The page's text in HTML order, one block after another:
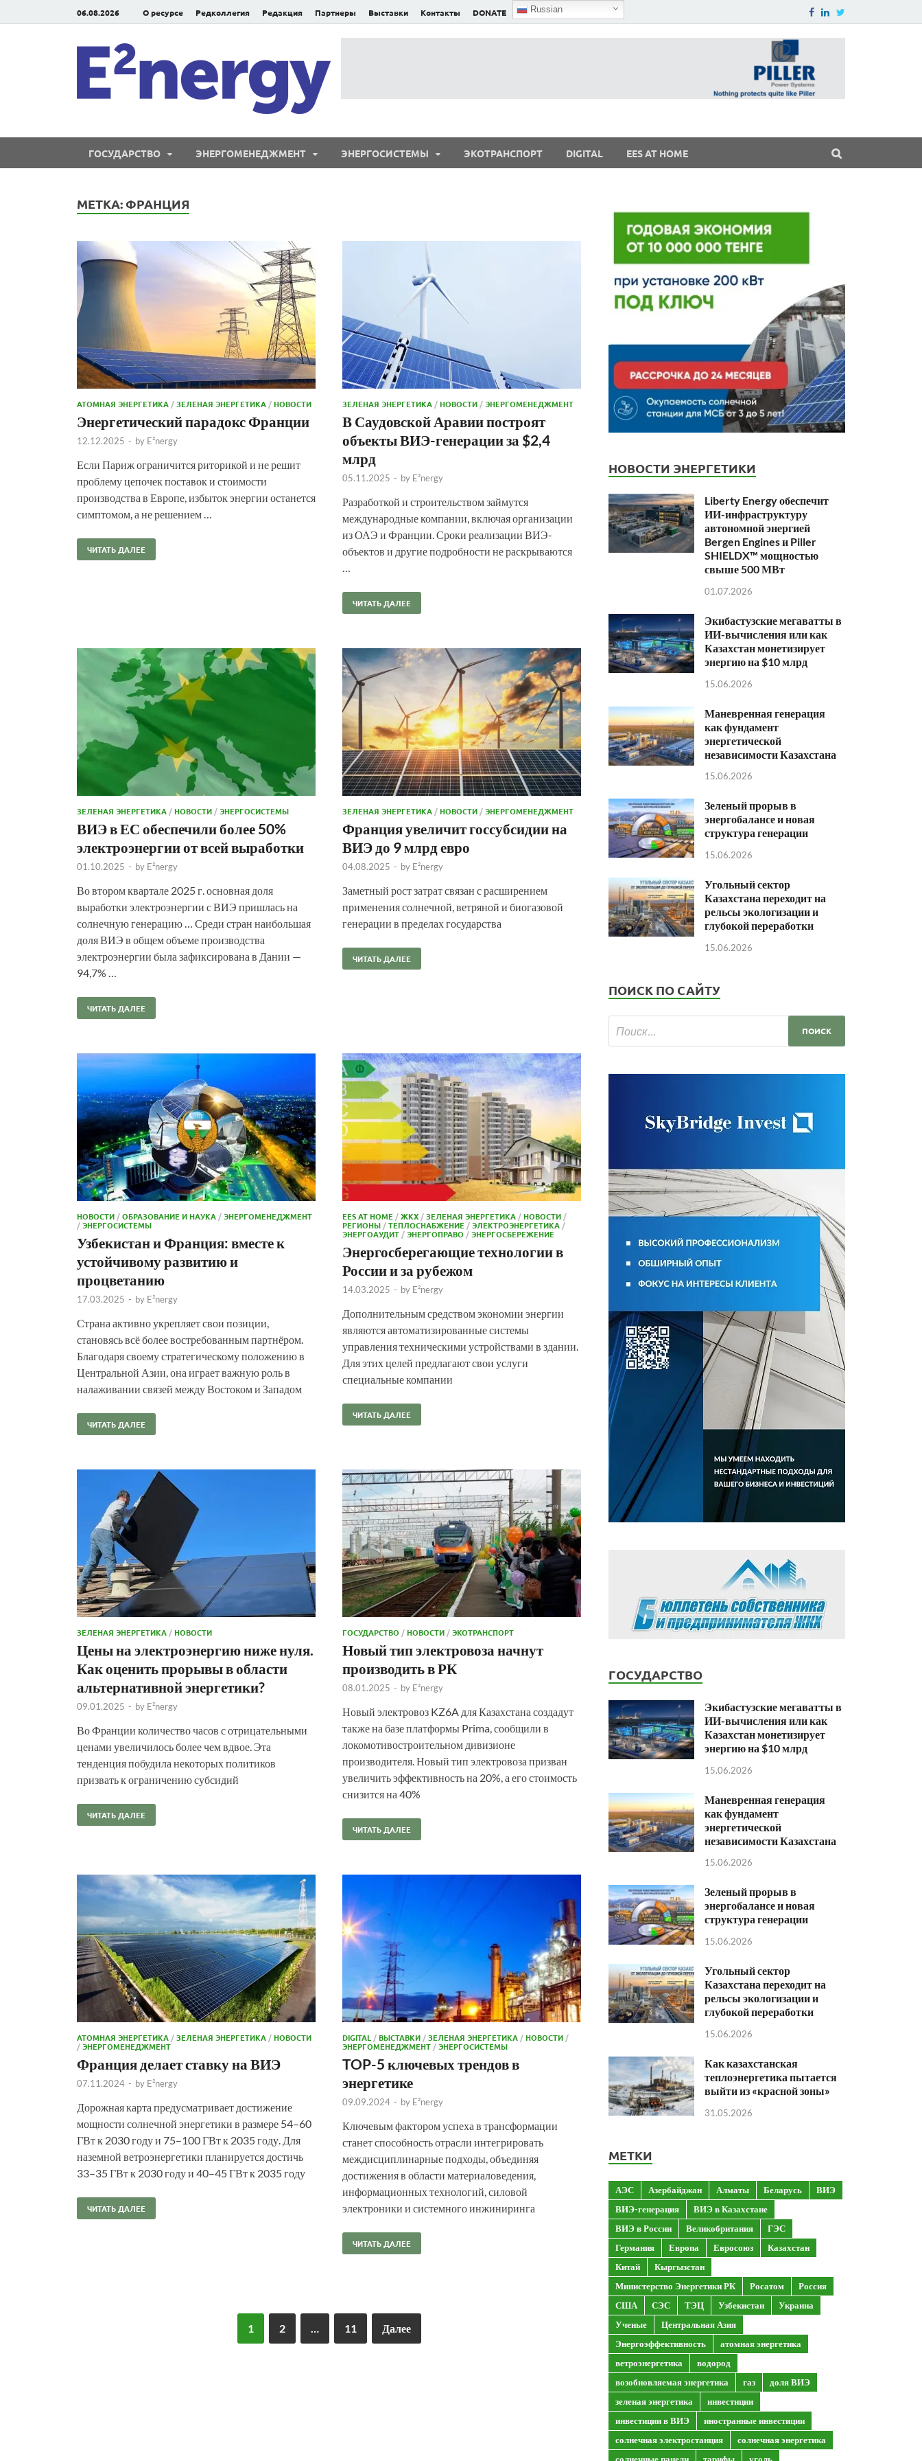
06.08.2026 О ресурсе Редколлегия Редакция Партнеры Выставки Контакты DONATE Russian
ГОСУДАРСТВО ЭНЕРГОМЕНЕДЖМЕНТ ЭНЕРГОСИСТЕМЫ ЭКОТРАНСПОРТ DIGITAL EES AT HOME
МЕТКА:ФРАНЦИЯ
АТОМНАЯ ЭНЕРГЕТИКА /ЗЕЛЕНАЯ ЭНЕРГЕТИКА /НОВОСТИ
Энергетический парадокс Франции
12.12.2025 - by E²nergy
Если Париж ограничится риторикой и не решит
проблему цепочек поставок и стоимости
производства в Европе, избыток энергии останется
симптомом, а не решением …
ЧИТАТЬ ДАЛЕЕ
ЗЕЛЕНАЯ ЭНЕРГЕТИКА /НОВОСТИ /ЭНЕРГОМЕНЕДЖМЕНТ
В Саудовской Аравии построят
объекты ВИЭ-генерации за $2,4
млрд
05.11.2025 - by E²nergy
Разработкой и строительством займутся
международные компании, включая организации
из ОАЭ и Франции. Сроки реализации ВИЭ-
объектов и другие подробности не раскрываются
ЧИТАТЬ ДАЛЕЕ
ЗЕЛЕНАЯ ЭНЕРГЕТИКА /НОВОСТИ /ЭНЕРГОСИСТЕМЫ
ВИЭ в ЕС обеспечили более 50%
электроэнергии от всей выработки
01.10.2025 - by E²nergy
Во втором квартале 2025 г. основная доля
выработки электроэнергии с ВИЭ пришлась на
солнечную генерацию … Среди стран наибольшая
доля ВИЭ в общем объеме производства
электроэнергии была зафиксирована в Дании —
94,7% …
ЧИТАТЬ ДАЛЕЕ
ЗЕЛЕНАЯ ЭНЕРГЕТИКА /НОВОСТИ /ЭНЕРГОМЕНЕДЖМЕНТ
Франция увеличит госсубсидии на
ВИЭ до 9 млрд евро
04.08.2025 - by E²nergy
Заметный рост затрат связан с расширением
применения солнечной, ветряной и биогазовой
генерации в пределах государства
ЧИТАТЬ ДАЛЕЕ
НОВОСТИ /ОБРАЗОВАНИЕ И НАУКА /ЭНЕРГОМЕНЕДЖМЕНТ
/ЭНЕРГОСИСТЕМЫ
Узбекистан и Франция: вместе к
устойчивому развитию и
процветанию
17.03.2025 - by E²nergy
Страна активно укрепляет свои позиции,
становясь всё более востребованным партнёром.
Благодаря своему стратегическому положению в
Центральной Азии, она играет важную роль в
налаживании связей между Востоком и Западом
ЧИТАТЬ ДАЛЕЕ
EES AT HOME /ЖКХ /ЗЕЛЕНАЯ ЭНЕРГЕТИКА /НОВОСТИ /
РЕГИОНЫ /ТЕПЛОСНАБЖЕНИЕ /ЭЛЕКТРОЭНЕРГЕТИКА /
ЭНЕРГОАУДИТ /ЭНЕРГОПРАВО /ЭНЕРГОСБЕРЕЖЕНИЕ
Энергосберегающие технологии в
России и за рубежом
14.03.2025 - by E²nergy
Дополнительным средством экономии энергии
являются автоматизированные системы
управления техническими устройствами в здании.
Для этих целей предлагают свои услуги
специальные компании
ЧИТАТЬ ДАЛЕЕ
ЗЕЛЕНАЯ ЭНЕРГЕТИКА /НОВОСТИ
Цены на электроэнергию ниже нуля.
Как оценить прорывы в области
альтернативной энергетики?
09.01.2025 - by E²nergy
Во Франции количество часов с отрицательными
ценами увеличилось более чем вдвое. Эта
тенденция побудила некоторых политиков
призвать к ограничению субсидий
ЧИТАТЬ ДАЛЕЕ
ГОСУДАРСТВО /НОВОСТИ /ЭКОТРАНСПОРТ
Новый тип электровоза начнут
производить в РК
08.01.2025 - by E²nergy
Новый электровоз KZ6A для Казахстана создадут
также на базе платформы Prima, сообщили в
локомотивостроительном дивизионе
производителя. Новый тип электровоза призван
увеличить эффективность на 20%, а его стоимость
снизится на 40%
ЧИТАТЬ ДАЛЕЕ
АТОМНАЯ ЭНЕРГЕТИКА /ЗЕЛЕНАЯ ЭНЕРГЕТИКА /НОВОСТИ
/ЭНЕРГОМЕНЕДЖМЕНТ
Франция делает ставку на ВИЭ
07.11.2024 - by E²nergy
Дорожная карта предусматривает достижение
мощности солнечной энергетики в размере 54–60
ГВт к 2030 году и 75–100 ГВт к 2035 году. Для
наземной ветроэнергетики планируется достичь
33–35 ГВт к 2030 году и 40–45 ГВт к 2035 году
ЧИТАТЬ ДАЛЕЕ
DIGITAL /ВЫСТАВКИ /ЗЕЛЕНАЯ ЭНЕРГЕТИКА /НОВОСТИ /
ЭНЕРГОМЕНЕДЖМЕНТ /ЭНЕРГОСИСТЕМЫ
TOP-5 ключевых трендов в
энергетике
09.09.2024 - by E²nergy
Ключевым фактором успеха в трансформации
станет способность отрасли интегрировать
междисциплинарные подходы, объединяя
достижения в области материаловедения,
информационных технологий, силовой
электроники и системного инжиниринга
ЧИТАТЬ ДАЛЕЕ
1 2 11 Далее
НОВОСТИ ЭНЕРГЕТИКИ
Liberty Energy обеспечит
ИИ-инфраструктуру
автономной энергией
Bergen Engines и Piller
SHIELDX™ мощностью
свыше 500 МВт
01.07.2026
Экибастузские мегаватты в
ИИ-вычисления или как
Казахстан монетизирует
энергию на $10 млрд
15.06.2026
Маневренная генерация
как фундамент
энергетической
независимости Казахстана
15.06.2026
Зеленый прорыв в
энергобалансе и новая
структура генерации
15.06.2026
Угольный сектор
Казахстана переходит на
рельсы экологизации и
глубокой переработки
15.06.2026
ПОИСК ПО САЙТУ
ГОСУДАРСТВО
Экибастузские мегаватты в
ИИ-вычисления или как
Казахстан монетизирует
энергию на $10 млрд
15.06.2026
Маневренная генерация
как фундамент
энергетической
независимости Казахстана
15.06.2026
Зеленый прорыв в
энергобалансе и новая
структура генерации
15.06.2026
Угольный сектор
Казахстана переходит на
рельсы экологизации и
глубокой переработки
15.06.2026
Как казахстанская
теплоэнергетика пытается
выйти из «красной зоны»
31.05.2026
МЕТКИ
АЭС Азербайджан Алматы Беларусь
ВИЭ
ВИЭ-генерация
ВИЭ в Казахстане
ВИЭ в России
Великобритания
ГЭС
Германия
Европа Евросоюз
Казахстан
Китай
Кыргызстан
Министерство Энергетики РК
Росатом
Россия
США
СЭС ТЭЦ Узбекистан
Украина
Ученые
Центральная Азия
Энергоэффективность
атомная энергетика
ветроэнергетика
водород
возобновляемая энергетика
газ
доля ВИЭ
зеленая энергетика
инвестиции
инвестиции в ВИЭ
иностранные инвестиции
солнечная электростанция
солнечная энергетика
солнечные панели
тарифы уголь